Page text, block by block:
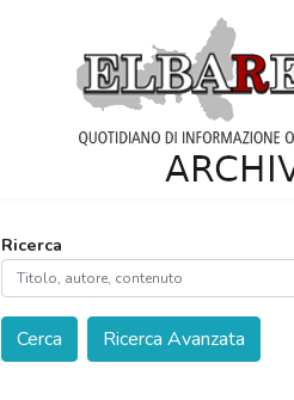
Ricerca
Cerca Ricerca Avanzata